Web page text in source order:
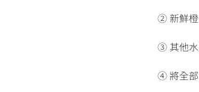
② 新鮮橙
③ 其他水
④ 將全部